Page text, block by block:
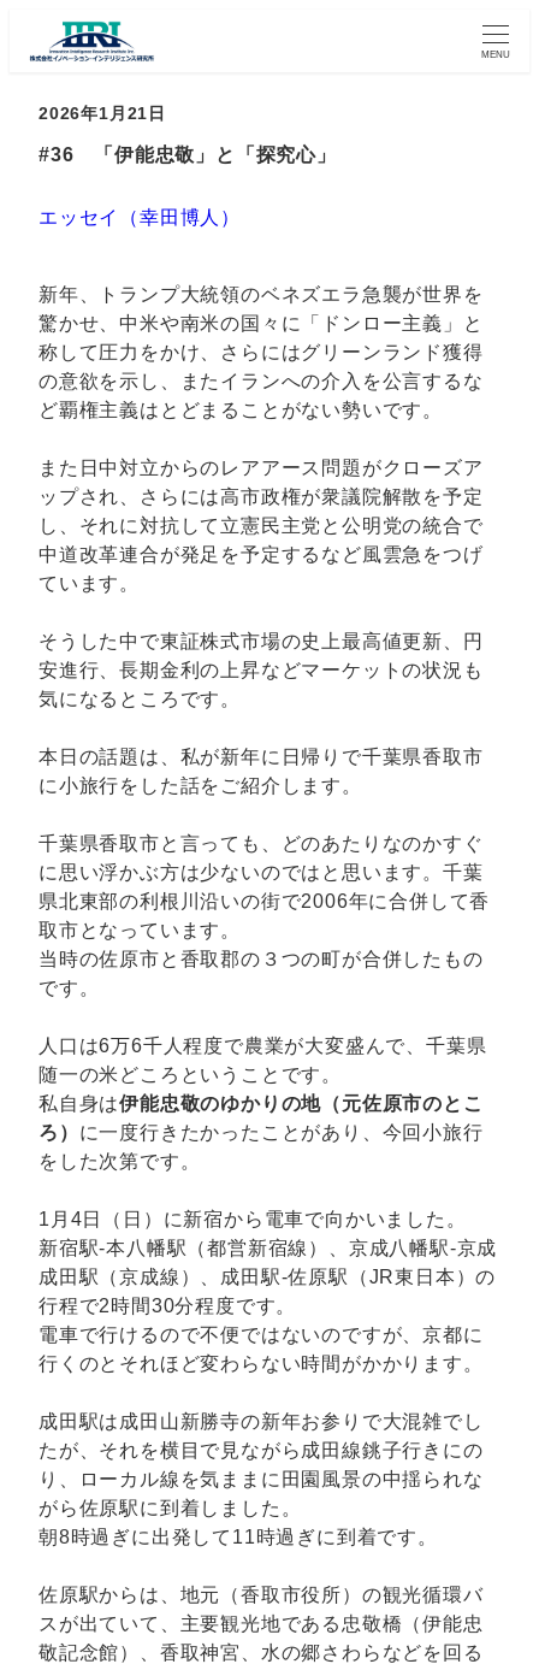
MENU
2026年1月21日
#36 「伊能忠敬」と「探究心」
エッセイ（幸田博人）
新年、トランプ大統領のベネズエラ急襲が世界を
驚かせ、中米や南米の国々に「ドンロー主義」と
称して圧力をかけ、さらにはグリーンランド獲得
の意欲を示し、またイランへの介入を公言するな
ど覇権主義はとどまることがない勢いです。
また日中対立からのレアアース問題がクローズア
ップされ、さらには高市政権が衆議院解散を予定
し、それに対抗して立憲民主党と公明党の統合で
中道改革連合が発足を予定するなど風雲急をつげ
ています。
そうした中で東証株式市場の史上最高値更新、円
安進行、長期金利の上昇などマーケットの状況も
気になるところです。
本日の話題は、私が新年に日帰りで千葉県香取市
に小旅行をした話をご紹介します。
千葉県香取市と言っても、どのあたりなのかすぐ
に思い浮かぶ方は少ないのではと思います。千葉
県北東部の利根川沿いの街で2006年に合併して香
取市となっています。
当時の佐原市と香取郡の３つの町が合併したもの
です。
人口は6万6千人程度で農業が大変盛んで、千葉県
随一の米どころということです。
私自身は伊能忠敬のゆかりの地（元佐原市のとこ
ろ） に一度行きたかったことがあり、今回小旅行
をした次第です。
1月4日（日）に新宿から電車で向かいました。
新宿駅-本八幡駅（都営新宿線）、京成八幡駅-京成
成田駅（京成線）、成田駅-佐原駅（JR東日本）の
行程で2時間30分程度です。
電車で行けるので不便ではないのですが、京都に
行くのとそれほど変わらない時間がかかります。
成田駅は成田山新勝寺の新年お参りで大混雑でし
たが、それを横目で見ながら成田線銚子行きにの
り、ローカル線を気ままに田園風景の中揺られな
がら佐原駅に到着しました。
朝8時過ぎに出発して11時過ぎに到着です。
佐原駅からは、地元（香取市役所）の観光循環バ
スが出ていて、主要観光地である忠敬橋（伊能忠
敬記念館）、香取神宮、水の郷さわらなどを回る